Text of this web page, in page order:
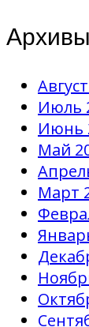
Архивы
Июль
Июнь
Май
Март